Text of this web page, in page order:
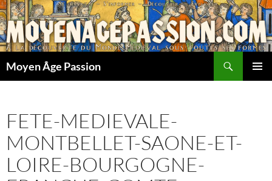
Aller
au
contenu
Moyen Âge Passion
FETE-MEDIEVALE-
MONTBELLET-SAONE-ET-
LOIRE-BOURGOGNE-